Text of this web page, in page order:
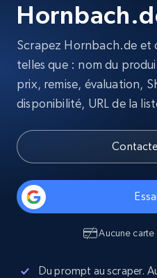
Scrapez Hornbach.de et
telles que : nom du
prix, remise, évaluation,
disponibilité, URL de la
Aucune
Du prompt au scraper.